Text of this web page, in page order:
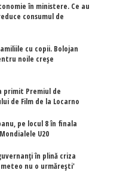
în ministere. Ce au
consumul de
cu copii. Bolojan
noile creșe
primit Premiul de
de Film de la Locarno
pe locul 8 în finala
U20
în plină criza
nu o urmărești'